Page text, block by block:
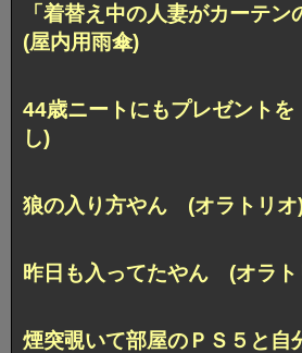
「着替え中の人妻がカーテ
(屋内用雨傘)
44歳ニートにもプレゼント
し)
狼の入り方やん (オラトリオ
昨日も入ってたやん (オラト
煙突覗いて部屋のＰＳ５と自